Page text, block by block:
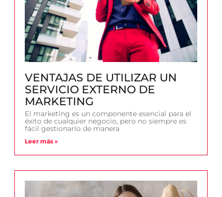
VENTAJAS DE UTILIZAR UN
SERVICIO EXTERNO DE
MARKETING
El marketing es un componente esencial para el
éxito de cualquier negocio, pero no siempre es
fácil gestionarlo de manera
Leer más »